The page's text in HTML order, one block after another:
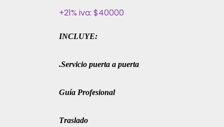
+21% iva: $40000
INCLUYE:
.Servicio puerta a puerta
Guía Profesional
Traslado